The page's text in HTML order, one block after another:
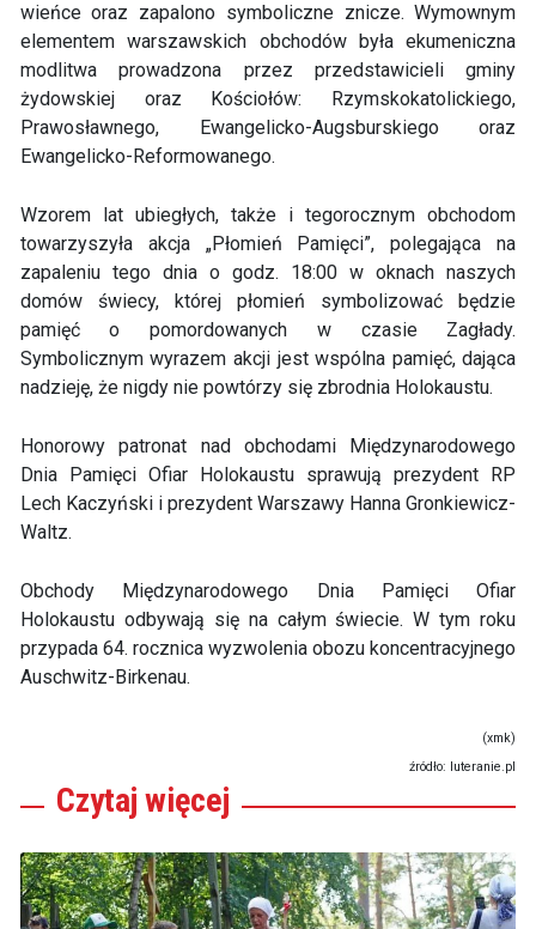
wieńce oraz zapalono symboliczne znicze. Wymownym
elementem warszawskich obchodów była ekumeniczna
modlitwa prowadzona przez przedstawicieli gminy
żydowskiej oraz Kościołów: Rzymskokatolickiego,
Prawosławnego, Ewangelicko-Augsburskiego oraz
Ewangelicko-Reformowanego.
Wzorem lat ubiegłych, także i tegorocznym obchodom
towarzyszyła akcja „Płomień Pamięci”, polegająca na
zapaleniu tego dnia o godz. 18:00 w oknach naszych
domów świecy, której płomień symbolizować będzie
pamięć o pomordowanych w czasie Zagłady.
Symbolicznym wyrazem akcji jest wspólna pamięć, dająca
nadzieję, że nigdy nie powtórzy się zbrodnia Holokaustu.
Honorowy patronat nad obchodami Międzynarodowego
Dnia Pamięci Ofiar Holokaustu sprawują prezydent RP
Lech Kaczyński i prezydent Warszawy Hanna Gronkiewicz-
Waltz.
Obchody Międzynarodowego Dnia Pamięci Ofiar
Holokaustu odbywają się na całym świecie. W tym roku
przypada 64. rocznica wyzwolenia obozu koncentracyjnego
Auschwitz-Birkenau.
(xmk)
źródło: luteranie.pl
Czytaj więcej